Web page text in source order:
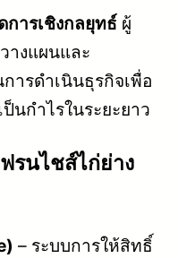
การเชิงกลยุทธ์ ผู้
างแผนและ
ารดำเนินธุรกิจเพื่อ
นกำไรในระยะยาว
รนไชส์ไก่ย่าง
– ระบบการให้สิทธิ์